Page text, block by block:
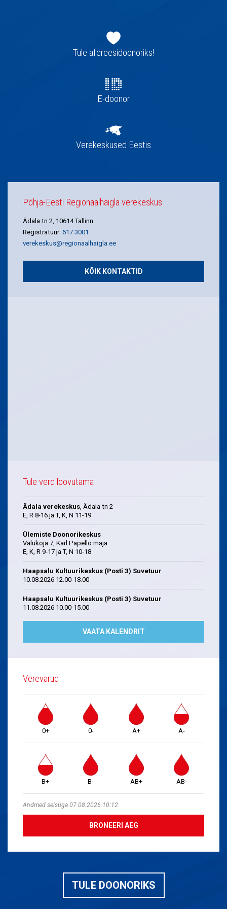
navigatsioonTule afereesidoonoriks!
E-doonor
Verekeskused Eestis
Põhja-Eesti Regionaalhaigla verekeskus
Ädala tn 2, 10614 Tallinn
Registratuur: 617 3001
verekeskus@regionaalhaigla.ee
KÕIK KONTAKTID
Tule verd loovutama
Ädala verekeskus, Ädala tn 2
E, R 8-16 ja T, K, N 11-19
Ülemiste Doonorikeskus
Valukoja 7, Karl Papello maja
E, K, R 9-17 ja T, N 10-18
Haapsalu Kultuurikeskus (Posti 3) Suvetuur
10.08.2026 12.00-18.00
Haapsalu Kultuurikeskus (Posti 3) Suvetuur
11.08.2026 10.00-15.00
VAATA KALENDRIT
Verevarud
0+ 0- A+ A-
B+ B- AB+ AB-
Andmed seisuga 07.08.2026 10:12
BRONEERI AEG
TULE DOONORIKS